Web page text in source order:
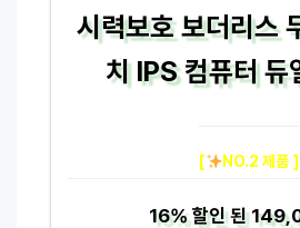
시력보호 보더리스
치 IPS 컴퓨터 듀
[ NO.2 제품 ]
16%할인 된